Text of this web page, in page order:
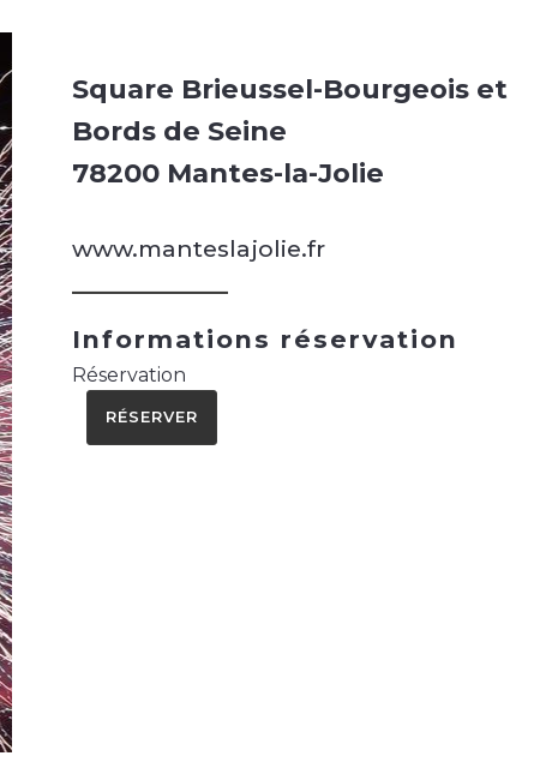
Square Brieussel-Bourgeois et
Bords de Seine
78200 Mantes-la-Jolie
www.manteslajolie.fr
Informations réservation
Réservation
RÉSERVER